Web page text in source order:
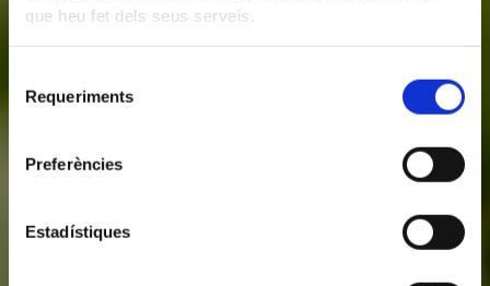
que heu fet dels seus serveis.
Requeriments
Preferències
Estadístiques